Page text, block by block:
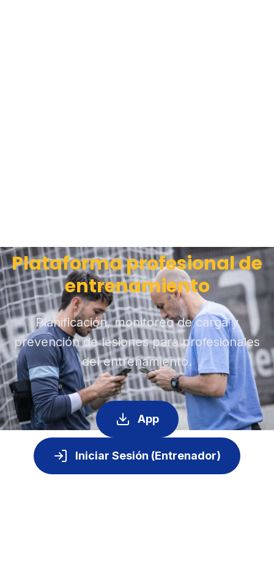
Plataforma profesional de
entrenamiento
Planificación, monitoreo de carga y
prevención de lesiones para profesionales
del entrenamiento.
App
Iniciar Sesión (Entrenador)